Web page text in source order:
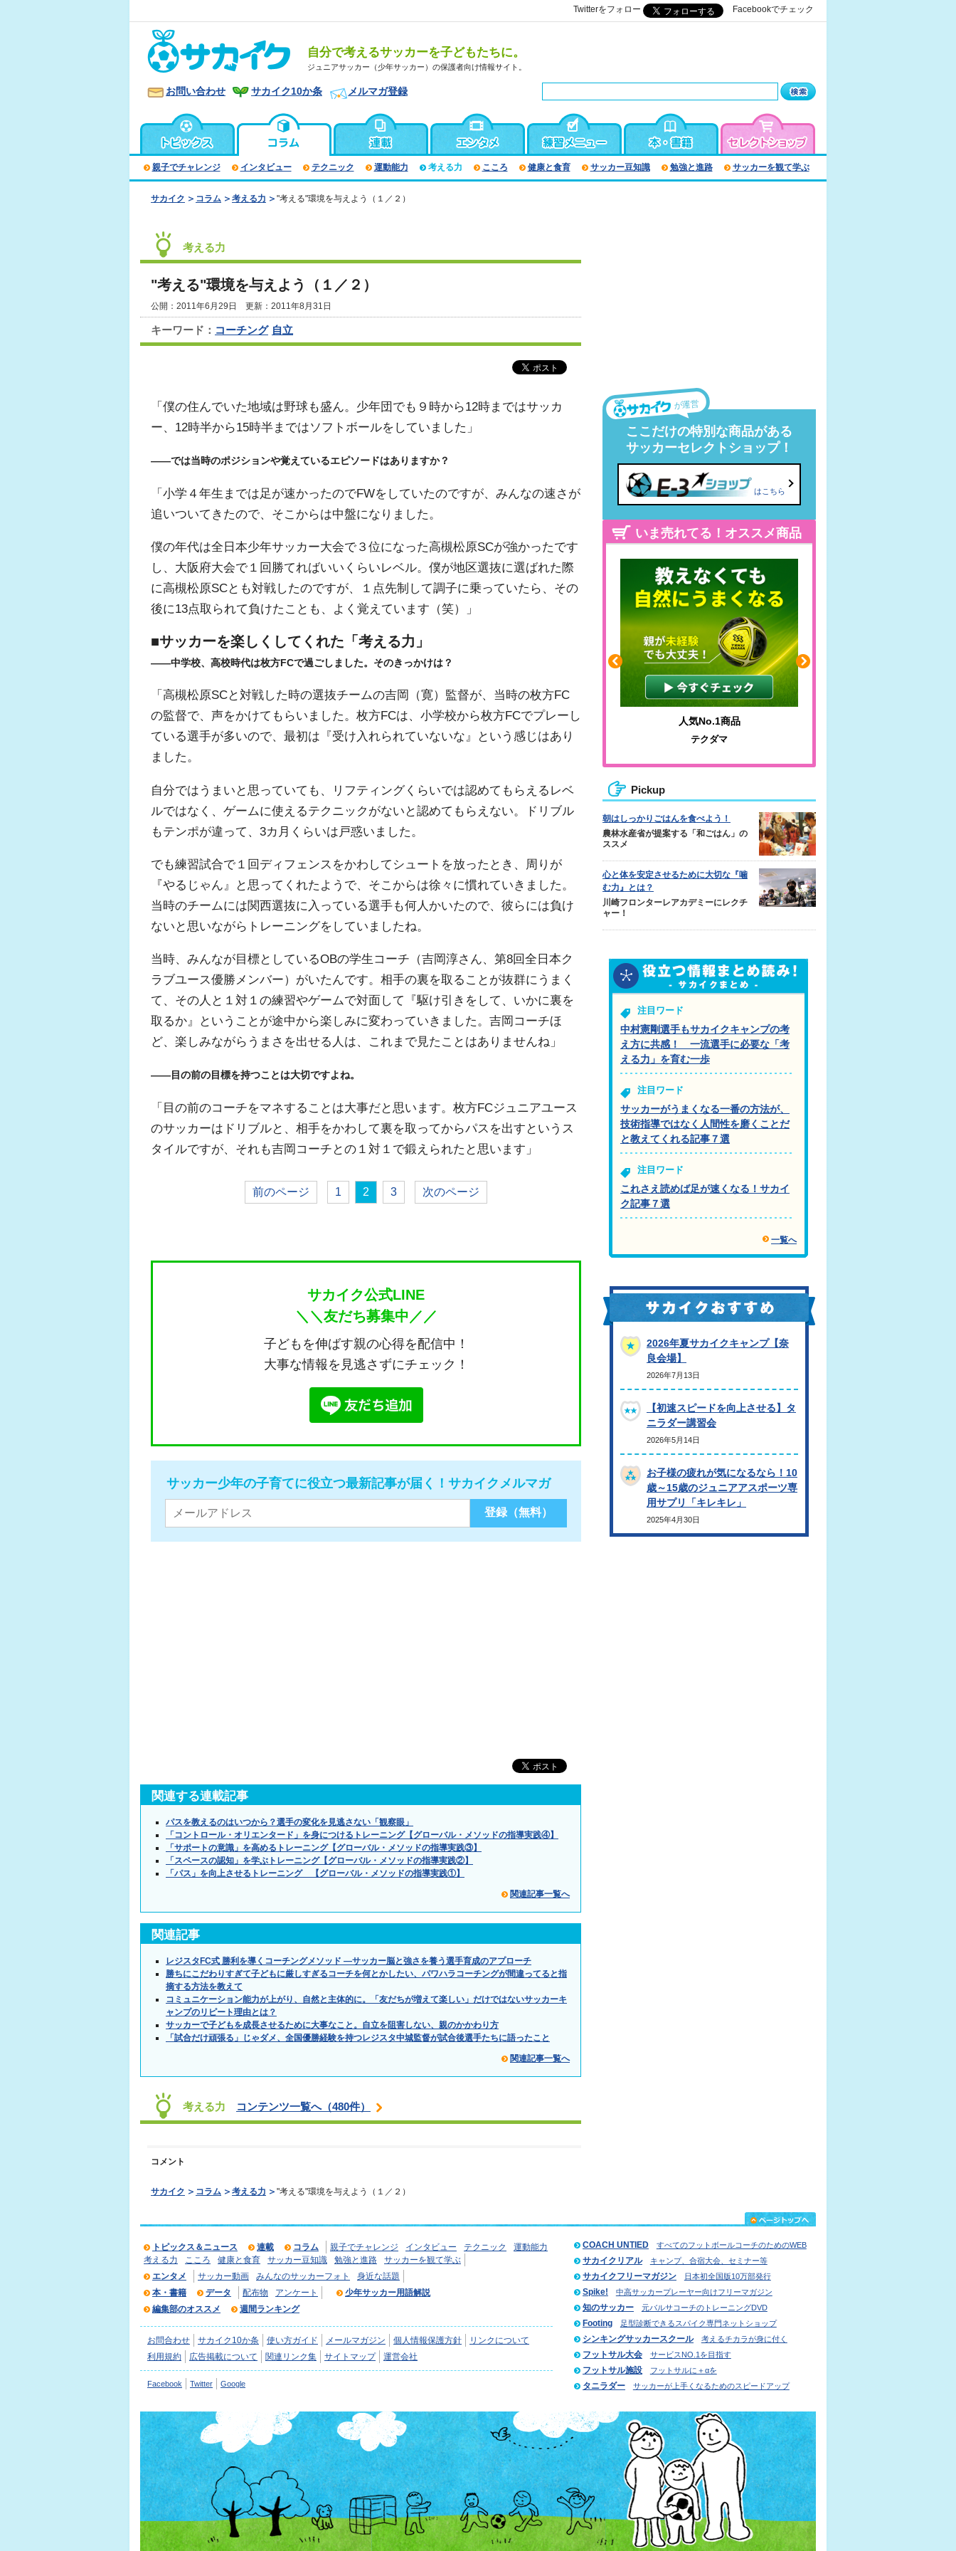
Twitterをフォロー Facebookでチェック
自分で考えるサッカーを子どもたちに。
ジュニアサッカー（少年サッカー）の保護者向け情報サイト。
お問い合わせ サカイク10か条 メルマガ登録
親子でチャレンジ インタビュー テクニック 運動能力 考える力 こころ 健康と食育 サッカー豆知識 勉強と進路 サッカーを観て学ぶ
サカイク コラム 考える力 "考える"環境を与えよう（１／２）
考える力
"考える"環境を与えよう（１／２）
公開：2011年6月29日 更新：2011年8月31日
キーワード： コーチング 自立
「僕の住んでいた地域は野球も盛ん。少年団でも９時から12時まではサッカ
ー、12時半から15時半まではソフトボールをしていました」
――では当時のポジションや覚えているエピソードはありますか？
「小学４年生までは足が速かったのでFWをしていたのですが、みんなの速さが
追いついてきたので、そこからは中盤になりました。
僕の年代は全日本少年サッカー大会で３位になった高槻松原SCが強かったです
し、大阪府大会で１回勝てればいいくらいレベル。僕が地区選抜に選ばれた際
に高槻松原SCとも対戦したのですが、１点先制して調子に乗っていたら、その
後に13点取られて負けたことも、よく覚えています（笑）」
■サッカーを楽しくしてくれた「考える力」
――中学校、高校時代は枚方FCで過ごしました。そのきっかけは？
「高槻松原SCと対戦した時の選抜チームの吉岡（寛）監督が、当時の枚方FC
の監督で、声をかけてもらいました。枚方FCは、小学校から枚方FCでプレーし
ている選手が多いので、最初は『受け入れられていないな』という感じはあり
ました。
自分ではうまいと思っていても、リフティングくらいでは認めてもらえるレベ
ルではなく、ゲームに使えるテクニックがないと認めてもらえない。ドリブル
もテンポが違って、3カ月くらいは戸惑いました。
でも練習試合で１回ディフェンスをかわしてシュートを放ったとき、周りが
『やるじゃん』と思ってくれたようで、そこからは徐々に慣れていきました。
当時のチームには関西選抜に入っている選手も何人かいたので、彼らには負け
ないと思いながらトレーニングをしていましたね。
当時、みんなが目標としているOBの学生コーチ（吉岡淳さん、第8回全日本ク
ラブユース優勝メンバー）がいたんです。相手の裏を取ることが抜群にうまく
て、その人と１対１の練習やゲームで対面して『駆け引きをして、いかに裏を
取るか』ということが途中から楽しみに変わっていきました。吉岡コーチほ
ど、楽しみながらうまさを出せる人は、これまで見たことはありませんね」
――目の前の目標を持つことは大切ですよね。
「目の前のコーチをマネすることは大事だと思います。枚方FCジュニアユース
のサッカーはドリブルと、相手をかわして裏を取ってからパスを出すというス
タイルですが、それも吉岡コーチとの１対１で鍛えられたと思います」
前のページ 1 2 3 次のページ
サカイク公式LINE
＼＼友だち募集中／／
子どもを伸ばす親の心得を配信中！
大事な情報を見逃さずにチェック！
サッカー少年の子育てに役立つ最新記事が届く！サカイクメルマガ
関連する連載記事
パスを教えるのはいつから？選手の変化を見逃さない「観察眼」
「コントロール・オリエンタード」を身につけるトレーニング【グローバル・メソッドの指導実践④】
「サポートの意識」を高めるトレーニング【グローバル・メソッドの指導実践③】
「スペースの認知」を学ぶトレーニング【グローバル・メソッドの指導実践②】
「パス」を向上させるトレーニング 【グローバル・メソッドの指導実践①】
関連記事一覧へ
関連記事
レジスタFC式 勝利を導くコーチングメソッド ―サッカー脳と強さを養う選手育成のアプローチ
勝ちにこだわりすぎて子どもに厳しすぎるコーチを何とかしたい、パワハラコーチングが間違ってると指
摘する方法を教えて
コミュニケーション能力が上がり、自然と主体的に。「友だちが増えて楽しい」だけではないサッカーキ
ャンプのリピート理由とは？
サッカーで子どもを成長させるために大事なこと。自立を阻害しない、親のかかわり方
「試合だけ頑張る」じゃダメ、全国優勝経験を持つレジスタ中城監督が試合後選手たちに語ったこと
関連記事一覧へ
考える力 コンテンツ一覧へ（480件）
コメント
サカイク コラム 考える力 "考える"環境を与えよう（１／２）
が運営
ここだけの特別な商品がある
サッカーセレクトショップ！
はこちら
いま売れてる！オススメ商品
ふくらはぎの張りや疲れに
ジュニアレッグリカバリー
人気No.1商品
テクダマ
Pickup
朝はしっかりごはんを食べよう！
農林水産省が提案する「和ごはん」の
ススメ
心と体を安定させるために大切な『噛
む力』とは？
川崎フロンターレアカデミーにレクチ
ャー！
注目ワード
中村憲剛選手もサカイクキャンプの考
え方に共感！ 一流選手に必要な「考
える力」を育む一歩
注目ワード
サッカーがうまくなる一番の方法が、
技術指導ではなく人間性を磨くことだ
と教えてくれる記事７選
注目ワード
これさえ読めば足が速くなる！サカイ
ク記事７選
一覧へ
2026年夏サカイクキャンプ【奈
良会場】
2026年7月13日
【初速スピードを向上させる】タ
ニラダー講習会
2026年5月14日
お子様の疲れが気になるなら！10
歳～15歳のジュニアアスポーツ専
用サプリ「キレキレ」
2025年4月30日
トピックス＆ニュース 連載 コラム 親子でチャレンジ インタビュー テクニック
運動能力
考える力
こころ 健康と食育 サッカー豆知識 勉強と進路
サッカーを観て学ぶ
エンタメ
サッカー動画 みんなのサッカーフォト
身近な話題
本・書籍
データ 配布物 アンケート
少年サッカー用語解説
編集部のオススメ
週間ランキング
お問合わせ サカイク10か条 使い方ガイド メールマガジン 個人情報保護方針
リンクについて
利用規約
広告掲載について 関連リンク集 サイトマップ 運営会社
Facebook Twitter Google
COACH UNTIED すべてのフットボールコーチのためのWEB
サカイクリアル キャンプ、合宿大会、セミナー等
サカイクフリーマガジン 日本初全国版10万部発行
Spike! 中高サッカープレーヤー向けフリーマガジン
知のサッカー 元バルサコーチのトレーニングDVD
Footing 足型診断できるスパイク専門ネットショップ
シンキングサッカースクール 考えるチカラが身に付く
フットサル大会 サービスNO.1を目指す
フットサル施設 フットサルに＋αを
タニラダー サッカーが上手くなるためのスピードアップ